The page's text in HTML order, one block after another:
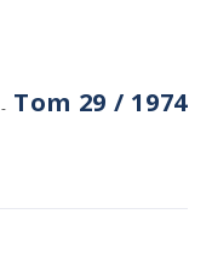
Tom 29 / 1974